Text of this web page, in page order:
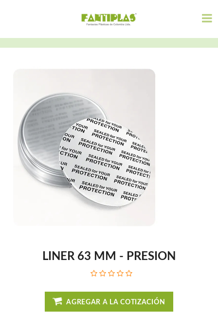
LINER 63 MM - PRESION
AGREGAR A LA COTIZACIÓN